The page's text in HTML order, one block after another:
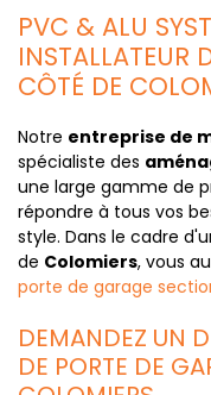
PVC & ALU
INSTALLATEUR
CÔTÉ DE
Notre entreprise de
spécialiste des
une large gamme de
répondre à tous vos
style. Dans le cadre
de Colomiers, vous
porte de garage
DEMANDEZ UN
DE PORTE DE